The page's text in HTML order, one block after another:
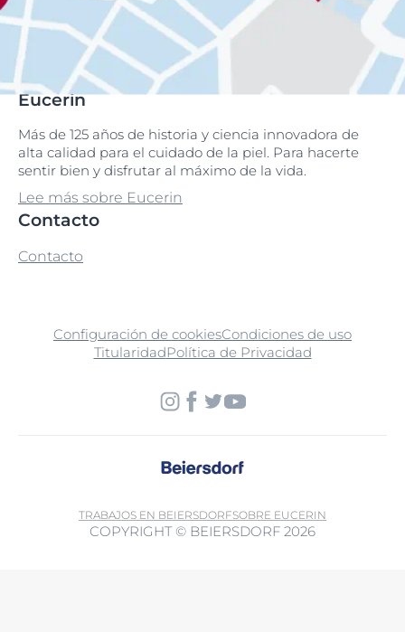
Eucerin
Más de 125 años de historia y ciencia innovadora de
alta calidad para el cuidado de la piel. Para hacerte
sentir bien y disfrutar al máximo de la vida.
Lee más sobre Eucerin
Contacto
Contacto
Configuración de cookiesCondiciones de uso
TitularidadPolítica de Privacidad
TRABAJOS EN BEIERSDORFSOBRE EUCERIN
COPYRIGHT © BEIERSDORF 2026